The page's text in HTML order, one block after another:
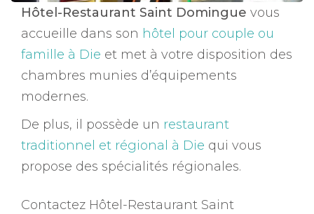
Hôtel-Restaurant Saint Domingue vous
accueille dans son hôtel pour couple ou
famille à Die et met à votre disposition des
chambres munies d’équipements
modernes.
De plus, il possède un restaurant
traditionnel et régional à Die qui vous
propose des spécialités régionales.
Contactez Hôtel-Restaurant Saint